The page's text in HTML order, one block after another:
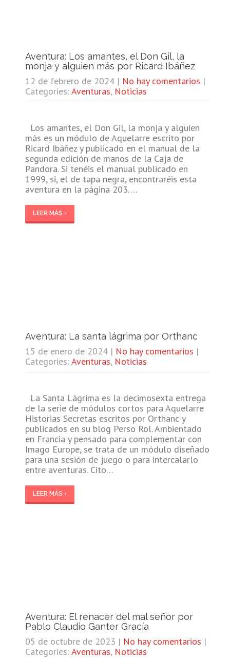
Aventura: Los amantes, el Don Gil, la
monja y alguien más por Ricard Ibáñez
12 de febrero de 2024 | No hay comentarios |
Categories:Aventuras, Noticias
Los amantes, el Don Gil, la monja y alguien
más es un módulo de Aquelarre escrito por
Ricard Ibáñez y publicado en el manual de la
segunda edición de manos de la Caja de
Pandora. Si tenéis el manual publicado en
1999, si, el de tapa negra, encontraréis esta
aventura en la página 203….
LEER MÁS ›
Aventura: La santa lágrima por Orthanc
15 de enero de 2024 | No hay comentarios |
Categories:Aventuras, Noticias
La Santa Lágrima es la decimosexta entrega
de la serie de módulos cortos para Aquelarre
Historias Secretas escritos por Orthanc y
publicados en su blog Perso Rol. Ambientado
en Francia y pensado para complementar con
Imago Europe, se trata de un módulo diseñado
para una sesión de juego o para intercalarlo
entre aventuras. Cito…
LEER MÁS ›
Aventura: El renacer del mal señor por
Pablo Claudio Ganter Gracía
05 de octubre de 2023 | No hay comentarios |
Categories:Aventuras, Noticias